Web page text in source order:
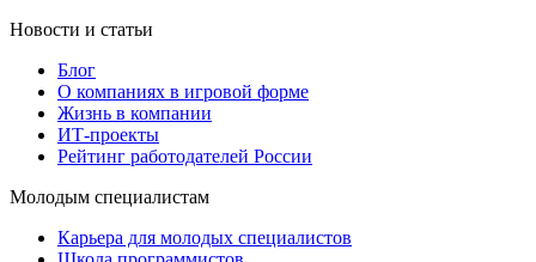
Новости и статьи
Блог
О компаниях в игровой форме
Жизнь в компании
ИТ-проекты
Рейтинг работодателей России
Молодым специалистам
Карьера для молодых специалистов